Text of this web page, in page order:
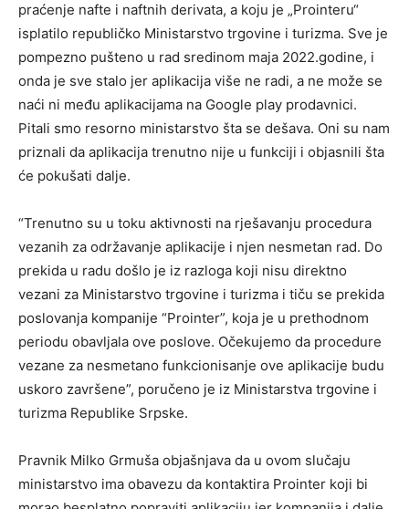
praćenje nafte i naftnih derivata, a koju je „Prointeru“
isplatilo republičko Ministarstvo trgovine i turizma. Sve je
pompezno pušteno u rad sredinom maja 2022.godine, i
onda je sve stalo jer aplikacija više ne radi, a ne može se
naći ni među aplikacijama na Google play prodavnici.
Pitali smo resorno ministarstvo šta se dešava. Oni su nam
priznali da aplikacija trenutno nije u funkciji i objasnili šta
će pokušati dalje.
“Trenutno su u toku aktivnosti na rješavanju procedura
vezanih za održavanje aplikacije i njen nesmetan rad. Do
prekida u radu došlo je iz razloga koji nisu direktno
vezani za Ministarstvo trgovine i turizma i tiču se prekida
poslovanja kompanije “Prointer”, koja je u prethodnom
periodu obavljala ove poslove. Očekujemo da procedure
vezane za nesmetano funkcionisanje ove aplikacije budu
uskoro završene”, poručeno je iz Ministarstva trgovine i
turizma Republike Srpske.
Pravnik Milko Grmuša objašnjava da u ovom slučaju
ministarstvo ima obavezu da kontaktira Prointer koji bi